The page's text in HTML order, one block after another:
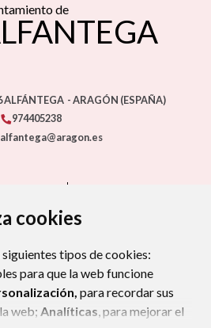
cookies
tipos de cookies:
para que la web funcione
para recordar sus
web; Analíticas, para mejorar el
de
ALFÁNTEGA - ARAGÓN (ESPAÑA)
974405238
DATOS
DE COOKIES
ENLACE EXTERNO AL